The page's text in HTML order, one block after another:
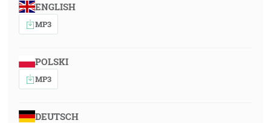
ENGLISH
MP3
POLSKI
MP3
DEUTSCH